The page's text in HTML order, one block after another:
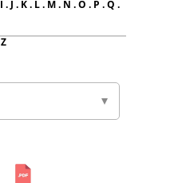
I . J . K. L. M. N .O . P .Q .
Z